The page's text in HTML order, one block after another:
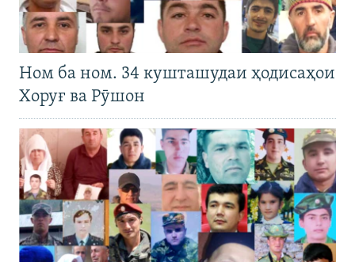
Ном ба ном. 34 кушташудаи ҳодисаҳои
Хоруғ ва Рӯшон